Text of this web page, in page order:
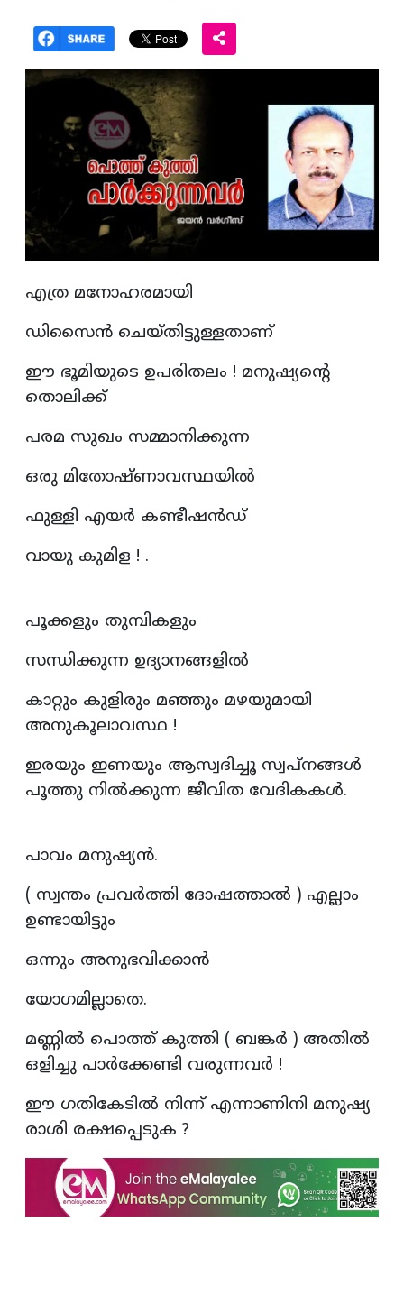
എത്ര മനോഹരമായി
ഡിസൈൻ ചെയ്തിട്ടുള്ളതാണ്
ഈ ഭൂമിയുടെ ഉപരിതലം ! മനുഷ്യന്റെ
തൊലിക്ക്
പരമ സുഖം സമ്മാനിക്കുന്ന
ഒരു മിതോഷ്ണാവസ്ഥയിൽ
ഫുള്ളി എയർ കണ്ടീഷൻഡ്
വായു കുമിള ! .
പൂക്കളും തുമ്പികളും
സന്ധിക്കുന്ന ഉദ്യാനങ്ങളിൽ
കാറ്റും കുളിരും മഞ്ഞും മഴയുമായി
അനുകൂലാവസ്ഥ !
ഇരയും ഇണയും ആസ്വദിച്ചൂ സ്വപ്‌നങ്ങൾ
പൂത്തു നിൽക്കുന്ന ജീവിത വേദികകൾ.
പാവം മനുഷ്യൻ.
( സ്വന്തം പ്രവർത്തി ദോഷത്താൽ ) എല്ലാം
ഉണ്ടായിട്ടും
ഒന്നും അനുഭവിക്കാൻ
യോഗമില്ലാതെ.
മണ്ണിൽ പൊത്ത് കുത്തി ( ബങ്കർ ) അതിൽ
ഒളിച്ചു പാർക്കേണ്ടി വരുന്നവർ !
ഈ ഗതികേടിൽ നിന്ന് എന്നാണിനി മനുഷ്യ
രാശി രക്ഷപ്പെടുക ?